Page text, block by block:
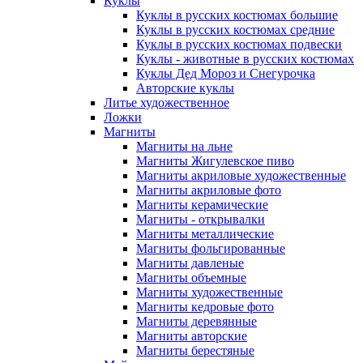
Куклы в русских костюмах большие
Куклы в русских костюмах средние
Куклы в русских костюмах подвески
Куклы - животные в русских костюмах
Куклы Дед Мороз и Снегурочка
Авторские куклы
Литье художественное
Ложки
Магниты
Магниты на льне
Магниты Жигулевское пиво
Магниты акриловые художественные
Магниты акриловые фото
Магниты керамические
Магниты - открывалки
Магниты металлические
Магниты фольгированные
Магниты давленые
Магниты объемные
Магниты художественные
Магниты кедровые фото
Магниты деревянные
Магниты авторские
Магниты берестяные